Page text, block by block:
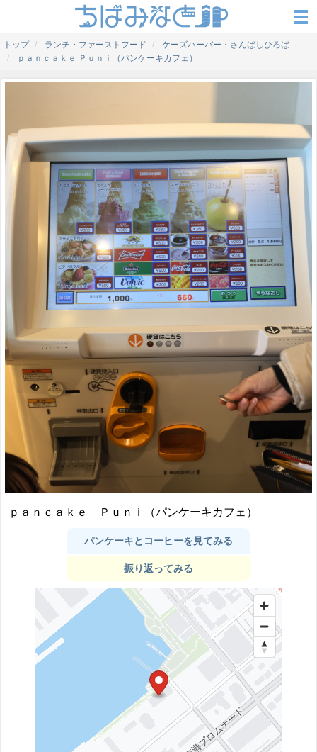
トップ ランチ・ファーストフード
ケーズハーバー・さんばしひろば
ｐａｎｃａｋｅ Ｐｕｎｉ（パンケーキカフェ）
ｐａｎｃａｋｅ Ｐｕｎｉ（パンケーキカフェ）
パンケーキとコーヒーを見てみる
振り返ってみる